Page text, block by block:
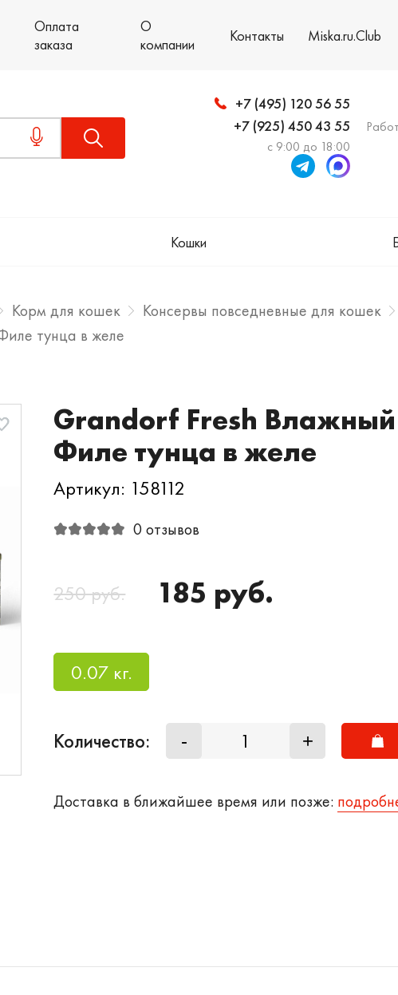
Оплата
заказа
О
компании
Контакты Miska.ru.Club
+7 (495) 120 56 55
+7 (925) 450 43 55
с 9:00 до 18:00
Кошки
Корм для кошек Консервы повседневные для кошек
тунца в желе
Grandorf Fresh
Филе тунца в желе
Артикул: 158112
0 отзывов
250 руб. 185 руб.
0.07 кг.
Количество: - +
Доставка в ближайшее время или позже: